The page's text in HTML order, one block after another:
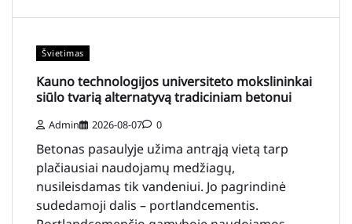
Švietimas
Kauno technologijos universiteto mokslininkai
siūlo tvarią alternatyvą tradiciniam betonui
Admin 2026-08-07 0
Betonas pasaulyje užima antrąją vietą tarp
plačiausiai naudojamų medžiagų,
nusileisdamas tik vandeniui. Jo pagrindinė
sudedamoji dalis – portlandcementis.